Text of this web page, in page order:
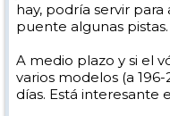
hay, podría servir
puente algunas pistas.
A medio plazo y si el
varios modelos (a
días. Está interesante